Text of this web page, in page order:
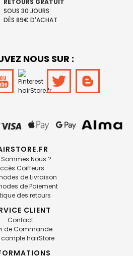
SOUS 30 JOURS
DÈS 89€ D'ACHAT
NOUS SUR :
Sommes Nous ?
Coiffeurs
de Livraison
de Paiement
des retours
CLIENT
Contact
de Commande
compte hairStore